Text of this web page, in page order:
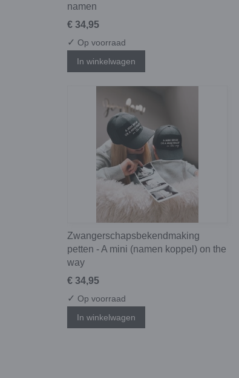
namen
€ 34,95
✓ Op voorraad
In winkelwagen
Zwangerschapsbekendmaking
petten - A mini (namen koppel) on the
way
€ 34,95
✓ Op voorraad
In winkelwagen